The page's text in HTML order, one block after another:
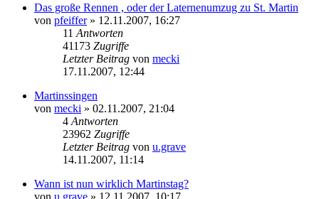
Das große Rennen , oder der Laternenumzug zu St. Martin
von pfeiffer» 12.11.2007, 16:27
11 Antworten
41173 Zugriffe
Letzter Beitrag von mecki
17.11.2007, 12:44
Martinssingen
von mecki » 02.11.2007, 21:04
4 Antworten
23962 Zugriffe
Letzter Beitrag von u.grave
14.11.2007, 11:14
Wann ist nun wirklich Martinstag?
von u.grave » 12.11.2007, 10:17